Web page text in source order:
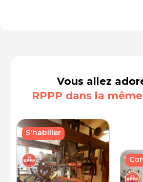
Vous allez
RPPP dans la
S'habiller